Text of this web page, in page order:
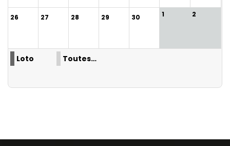
26 27 28 29 30 1 2
Loto Toutes…